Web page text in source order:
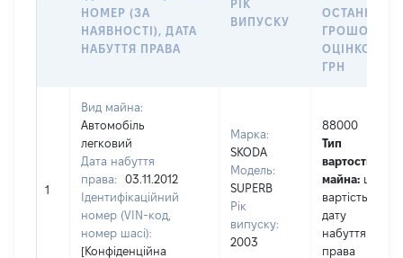
НОМЕР (ЗА
НАЯВНОСТІ), ДАТА
НАБУТТЯ ПРАВА
РІК
ВИПУСКУ
ГРОШОВОЮ
ОЦІНКОЮ,
ГРН
1
Вид майна:
Автомобіль
легковий
Дата набуття
права:
03.11.2012
Ідентифікаційний
номер (VIN-код,
номер шасі):
[Конфіденційна
Марка:
SKODA
Модель:
SUPERB
Рік
випуску:
2003
88000
Тип
вартості
майна: це
вартість на
дату
набуття
права